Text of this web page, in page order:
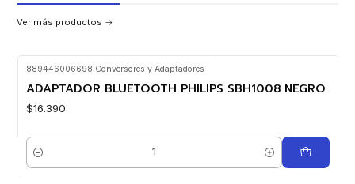
Ver más productos
889446006698 Conversores y Adaptadores
ADAPTADOR BLUETOOTH PHILIPS SBH1008 NEGRO
$16.390
Cantidad